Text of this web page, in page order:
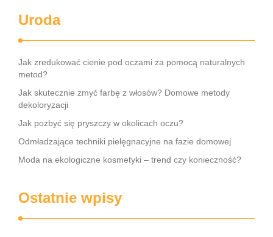
Uroda
Jak zredukować cienie pod oczami za pomocą naturalnych
metod?
Jak skutecznie zmyć farbę z włosów? Domowe metody
dekoloryzacji
Jak pozbyć się pryszczy w okolicach oczu?
Odmładzające techniki pielęgnacyjne na fazie domowej
Moda na ekologiczne kosmetyki – trend czy konieczność?
Ostatnie wpisy